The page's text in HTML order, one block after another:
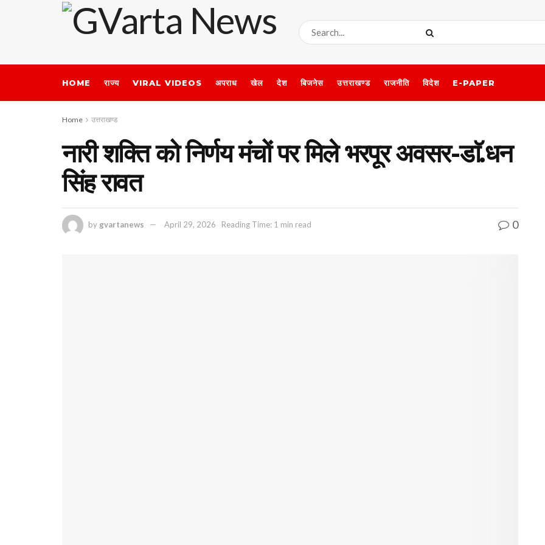
HOME राज्य VIRAL VIDEOS अपराध खेल देश बिजनेस उत्तराखण्ड राजनीति विदेश E-PAPER
Home उत्तराखण्ड
नारी शक्ति को निर्णय मंचों पर मिले भरपूर अवसर-डाॅ.धन
सिंह रावत
by gvartanews April 29, 2026 Reading Time: 1 min read 0